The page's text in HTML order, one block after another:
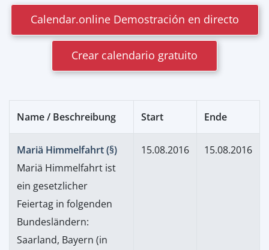
Calendar.online Demostración en directo
Crear calendario gratuito
Name / Beschreibung Start Ende
Mariä Himmelfahrt (§)
Mariä Himmelfahrt ist
ein gesetzlicher
Feiertag in folgenden
Bundesländern:
Saarland, Bayern (in
15.08.2016 15.08.2016